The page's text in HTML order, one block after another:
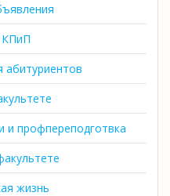
КПиП
абитуриентов
и профпереподготвка
жизнь